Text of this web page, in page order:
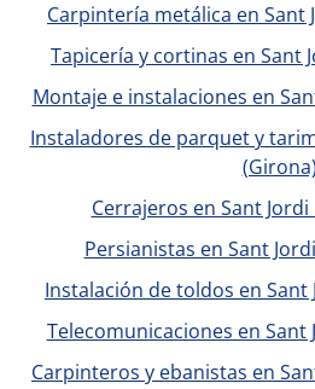
Carpintería metálica en Sant
Tapicería y cortinas en Sant
Montaje e instalaciones en
Instaladores de parquet y
(Girona)
Cerrajeros en Sant
Persianistas en Sant
Instalación de toldos en Sant
Telecomunicaciones en Sant
Carpinteros y ebanistas en